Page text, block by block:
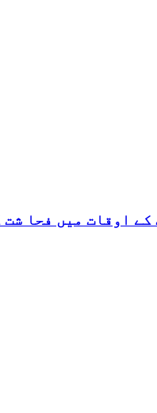
اوقات میں فحا